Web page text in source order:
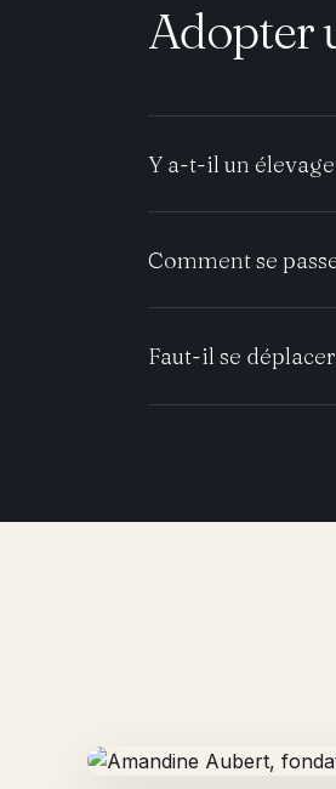
Adopter
Y a-t-il un élevage
Comment se
Faut-il se déplacer